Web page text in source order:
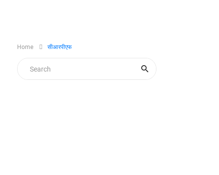
Home सीआरपीएफ